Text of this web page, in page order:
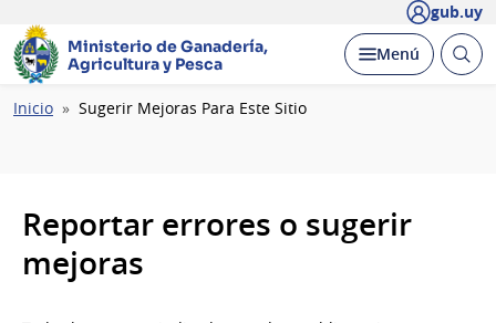
gub.uy
Ministerio de Ganadería,
Agricultura y Pesca
Desplegar
Menú Abrir
Ruta
Inicio Sugerir Mejoras Para Este Sitio
Reportar errores o sugerir
mejoras